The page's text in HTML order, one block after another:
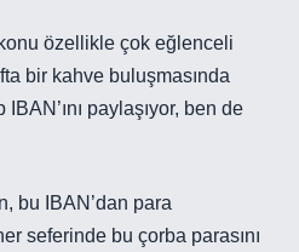
özellikle çok eğlenceli
bir kahve buluşmasında
paylaşıyor, ben de
bu IBAN’dan para
seferinde bu çorba parasını